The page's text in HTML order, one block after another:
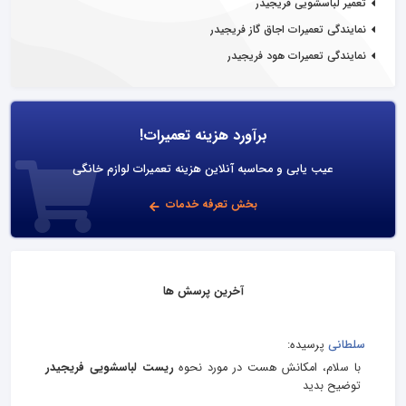
تعمیر لباسشویی فریجیدر
نمایندگی تعمیرات اجاق گاز فریجیدر
نمایندگی تعمیرات هود فریجیدر
برآورد هزینه تعمیرات!
عیب یابی و محاسبه آنلاین هزینه تعمیرات لوازم خانگی
بخش تعرفه خدمات
آخرین پرسش ها
سلطانی پرسیده:
با سلام، امکانش هست در مورد نحوهریست لباسشویی فریجیدر
توضیح بدید